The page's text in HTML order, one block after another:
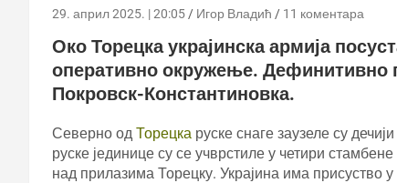
29. април 2025. | 20:05 Игор Владић 11 коментара
Око Торецка украјинска армија
оперативно окружење. Дефинитивно
Покровск-Константиновка.
Северно од Торецка руске снаге заузеле су
руске јединице су се учврстиле у четири
над прилазима Торецку. Украјина има присуство у